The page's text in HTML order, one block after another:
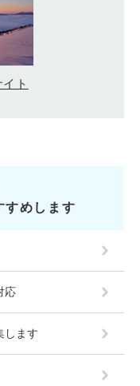
ト
すめします
応
します